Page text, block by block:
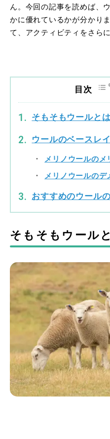
ん。今回の記事を読めば、
かに優れているかが分かり
て、アクティビティをさら
目次
そもそもウールと
ウールのベースレ
メリノウールのメ
メリノウールのデ
おすすめのウール
そもそもウール